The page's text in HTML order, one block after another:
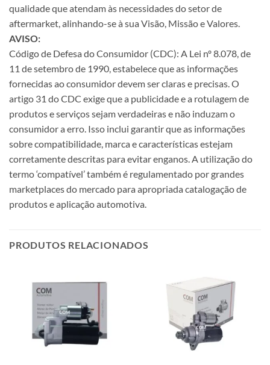
qualidade que atendam às necessidades do setor de
aftermarket, alinhando-se à sua Visão, Missão e Valores.
AVISO:
Código de Defesa do Consumidor (CDC): A Lei nº 8.078, de
11 de setembro de 1990, estabelece que as informações
fornecidas ao consumidor devem ser claras e precisas. O
artigo 31 do CDC exige que a publicidade e a rotulagem de
produtos e serviços sejam verdadeiras e não induzam o
consumidor a erro. Isso inclui garantir que as informações
sobre compatibilidade, marca e características estejam
corretamente descritas para evitar enganos. A utilização do
termo ‘compatível’ também é regulamentado por grandes
marketplaces do mercado para apropriada catalogação de
produtos e aplicação automotiva.
PRODUTOS RELACIONADOS